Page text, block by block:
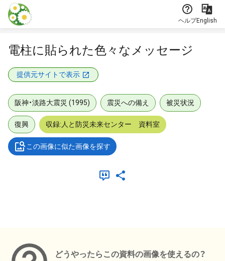
本文に飛ぶ
ヘルプEnglish
電柱に貼られた色々なメッセージ
提供元サイトで表示
阪神・淡路大震災 (1995) 震災への備え 被災状況
復興 収録:人と防災未来センター 資料室
この画像に似た画像を探す
どうやったらこの資料の画像を使えるの？